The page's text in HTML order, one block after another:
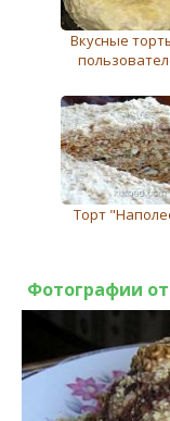
Вкусные
Торт
Фотографии